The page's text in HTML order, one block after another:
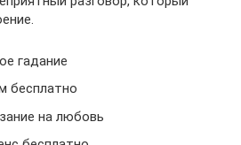
гадание
бесплатно
на любовь